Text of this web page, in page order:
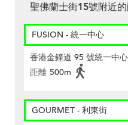
聖佛蘭士街15號附近
FUSION - 統一中心
香港金鐘道 95 號統一中
距離 500m
GOURMET - 利東街